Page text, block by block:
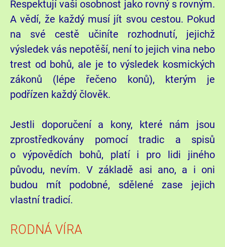
Respektují vaši osobnost jako rovný s rovným.
A vědí, že každý musí jít svou cestou. Pokud
na své cestě učiníte rozhodnutí, jejichž
výsledek vás nepotěší, není to jejich vina nebo
trest od bohů, ale je to výsledek kosmických
zákonů (lépe řečeno konů), kterým je
podřízen každý člověk.
Jestli doporučení a kony, které nám jsou
zprostředkovány pomocí tradic a spisů
o výpovědích bohů, platí i pro lidi jiného
původu, nevím. V základě asi ano, a i oni
budou mít podobné, sdělené zase jejich
vlastní tradicí.
RODNÁ VÍRA